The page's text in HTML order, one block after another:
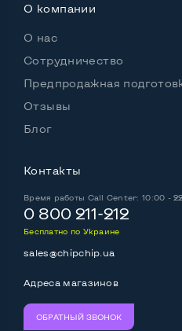
Разъем для микрофона
Выход USB 2_0
Выход USB 3_0
Беспроводные
Wi-FiДа
BluetoothДа
Поддержка SIM
О компании
О нас
Сотрудничество
Предпродажная
Отзывы
Блог
Контакты
Время работы Call Center: 10:00 -
0 800 211-212
Бесплатно по Украине
sales@chipchip.ua
Адреса магазинов
ОБРАТНЫЙ ЗВОНОК